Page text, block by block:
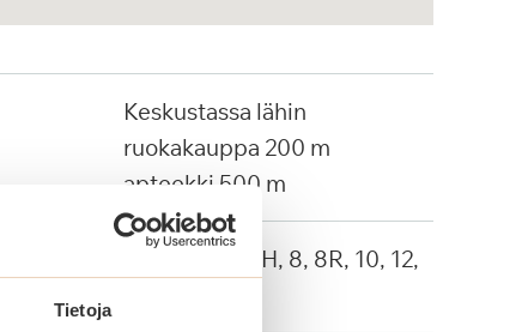
Tietoja
Keskustassa lähin
ruokakauppa 200 m
apteekki 500 m
Linja-autot: 4H, 8, 8R, 10, 12,